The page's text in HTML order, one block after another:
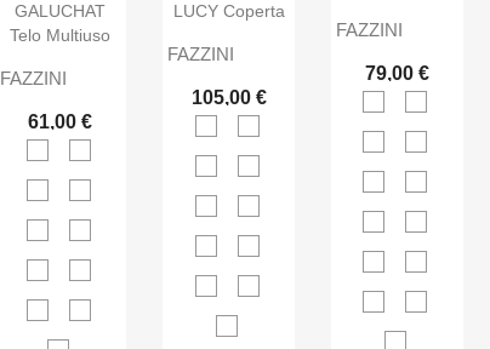
GALUCHAT
Telo Multiuso
FAZZINI
61,00 €
LUCY Coperta
FAZZINI
105,00 €
FAZZINI
79,00 €